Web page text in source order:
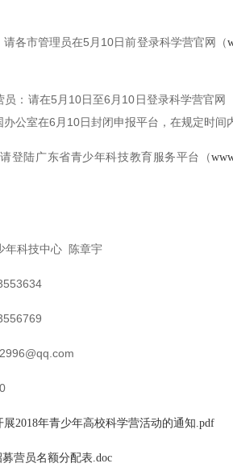
市管理员在5月10日前登录科学营官网（
：请在5月10日至6月10日登录科学营官网
办公室在6月10日封闭申报平台，在规定时
陆广东省青少年科技教育服务平台（
科技中心 陈章宇
展2018年青少年高校科学营活动的通知.pdf
募营员名额分配表.doc